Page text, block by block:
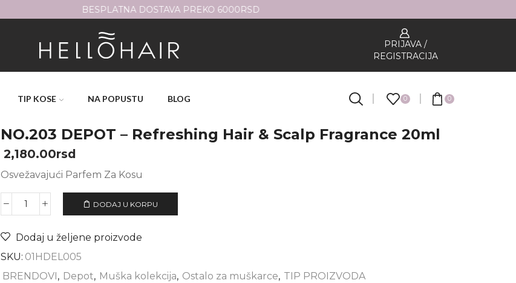
BESPLATNA DOSTAVA PREKO 6000RSD
PRIJAVA /
REGISTRACIJA
TIP KOSE NA POPUSTU BLOG 0 0
NO.203 DEPOT – Refreshing Hair & Scalp Fragrance 20ml
2,180.00rsd
Osvežavajući Parfem Za Kosu
DODAJ U KORPU
Dodaj u željene proizvode
SKU: 01HDEL005
BRENDOVI, Depot, Muška kolekcija, Ostalo za muškarce, TIP PROIZVODA